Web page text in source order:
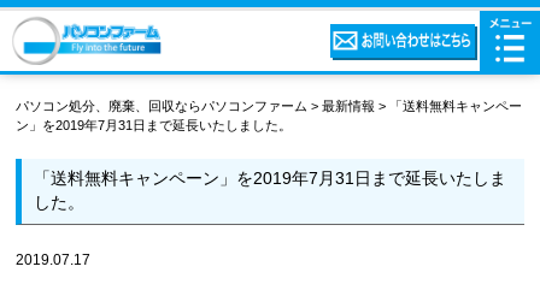
パソコン処分、廃棄、回収ならパソコンファーム>最新情報 >
「送料無料キャンペー
ン」を2019年7月31日まで延長いたしました。
「送料無料キャンペーン」を2019年7月31日まで延長いたしま
した。
2019.07.17